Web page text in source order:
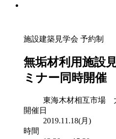
施設建築見学会 予約制
無垢材利用施設
ミナー同時開催
東海木材相互市場
開催日
2019.11.18(月)
時間